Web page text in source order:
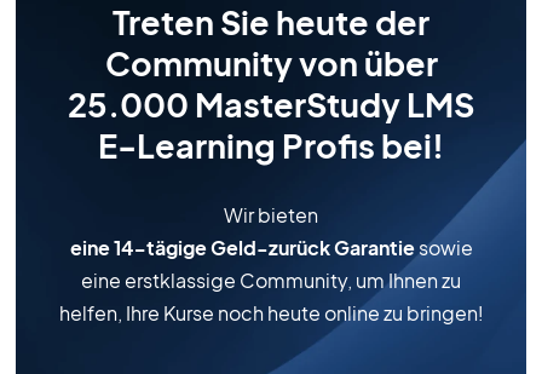
Treten Sie heute der
Community von über
25.000 MasterStudy LMS
E-Learning Profis bei!
Wir bieten
eine 14-tägige Geld-zurück Garantiesowie
eine erstklassige Community, um Ihnen zu
helfen, Ihre Kurse noch heute online zu bringen!